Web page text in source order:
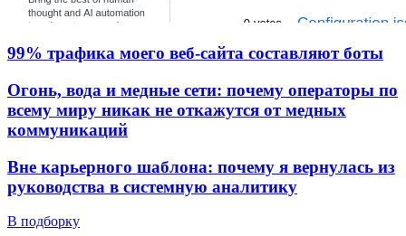
99% трафика моего веб‑сайта составляют боты
Огонь, вода и медные сети: почему операторы по
всему миру никак не откажутся от медных
коммуникаций
Вне карьерного шаблона: почему я вернулась из
руководства в системную аналитику
В подборку